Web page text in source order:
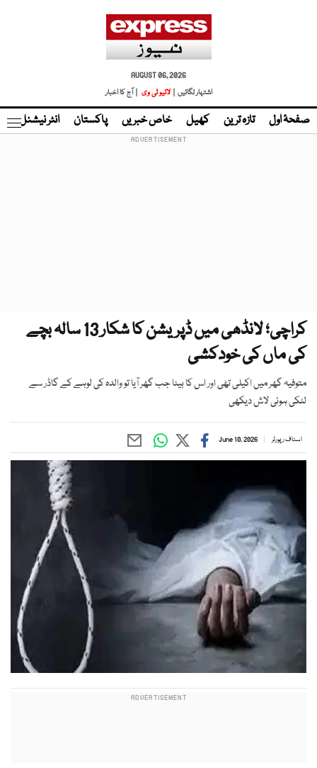
AUGUST 06, 2026
اشتہار لگائیں |
لائیو ٹی وی | آج کا اخبار
صفحۂ اول تازہ ترین کھیل خاص خبریں پاکستان انٹر نیشنل
کراچی؛ لانڈھی میں ڈپریشن کا شکار 13 سالہ بچے
کی ماں کی خودکشی
متوفیہ گھر میں اکیلی تھی اور اس کا بیٹا جب گھر آیا تو والدہ کی لوہے کے گاڈر سے
لٹکی ہوئی لاش دیکھی
اسٹاف رپورٹر June 10, 2026